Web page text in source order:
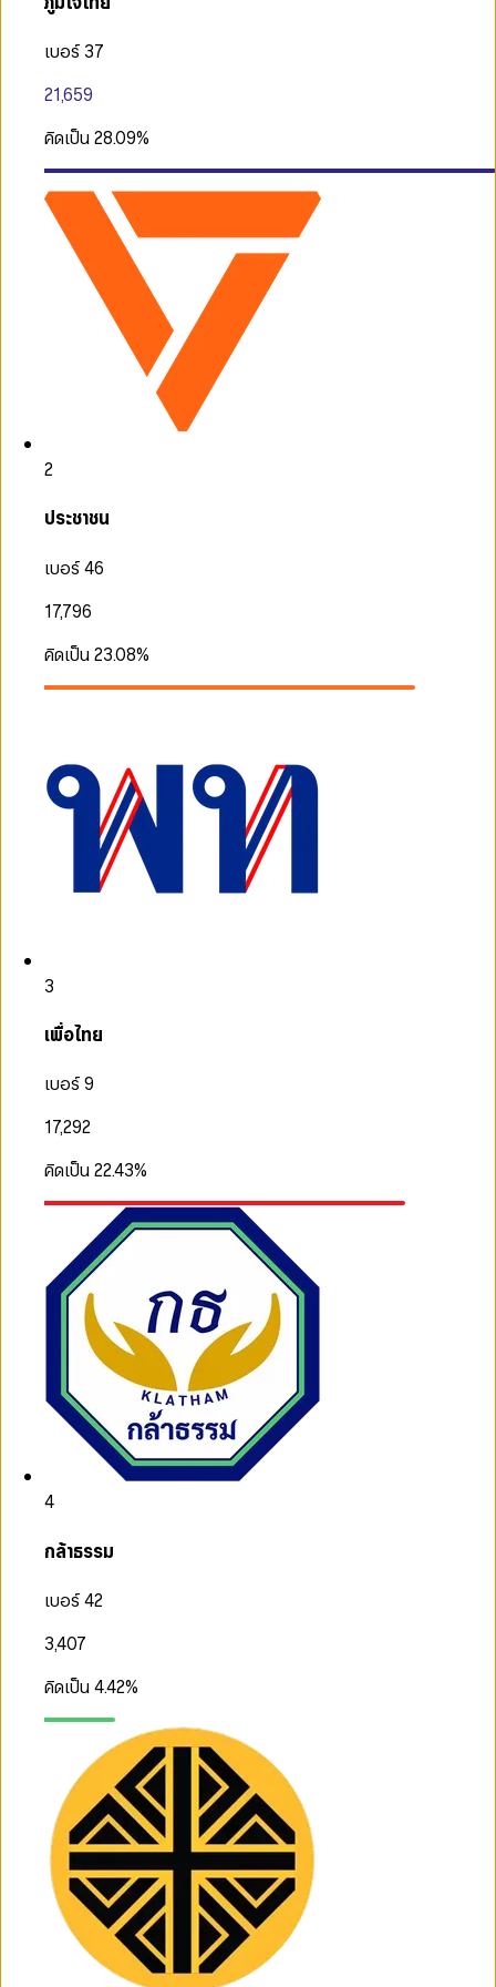
เบอร์ 37
21,659
คิดเป็น28.09%
2
ประชาชน
เบอร์ 46
17,796
คิดเป็น23.08%
3
เพื่อไทย
เบอร์ 9
17,292
คิดเป็น22.43%
4
กล้าธรรม
เบอร์ 42
3,407
คิดเป็น4.42%